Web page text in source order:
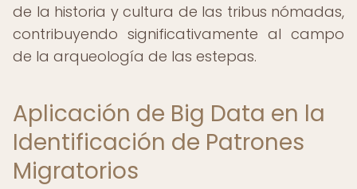
de la historia y cultura de las tribus nómadas,
contribuyendo significativamente al campo
de la arqueología de las estepas.
Aplicación de Big Data en la
Identificación de Patrones
Migratorios